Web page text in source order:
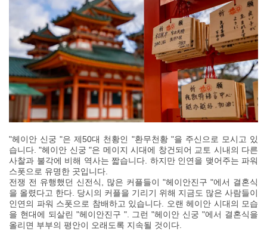
"헤이안 신궁 "은 제50대 천황인 "환무천황 "을 주신으로 모시고 있
습니다. "헤이안 신궁 "은 메이지 시대에 창건되어 교토 시내의 다른
사찰과 불각에 비해 역사는 짧습니다. 하지만 인연을 맺어주는 파워
스폿으로 유명한 곳입니다.
전쟁 전 유행했던 신전식, 많은 커플들이 "헤이안진구 "에서 결혼식
을 올렸다고 한다. 당시의 커플을 기리기 위해 지금도 많은 사람들이
인연의 파워 스폿으로 참배하고 있습니다. 오랜 헤이안 시대의 모습
을 현대에 되살린 "헤이안진구 ". 그런 "헤이안 신궁 "에서 결혼식을
올리면 부부의 평안이 오래도록 지속될 것이다.